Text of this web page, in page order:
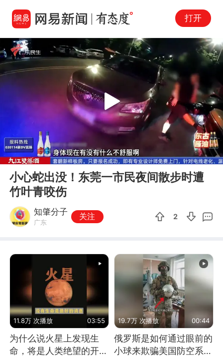
打开
00:00 03:31
Play
小心蛇出没！东莞一市民夜间散步时遭
竹叶青咬伤
知肇分子
广东
关注 2
11.8万 次播放 03:55
为什么说火星上发现生
命，将是人类绝望的开
19.7万 次播放 00:44
俄罗斯是如何通过眼前的
小球来欺骗美国防空系统